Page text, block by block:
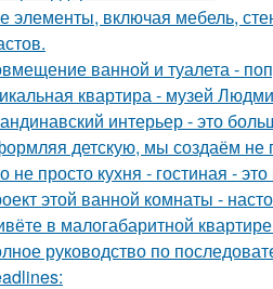
элементы, включая мебель,
ванной и туалета -
квартира - музей
интерьер - это
детскую, мы создаём не
не просто кухня - гостиная -
этой ванной комнаты -
в малогабаритной
руководство по